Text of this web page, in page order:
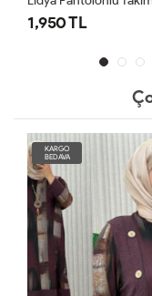
1,950 TL
KARGO
BEDAVA